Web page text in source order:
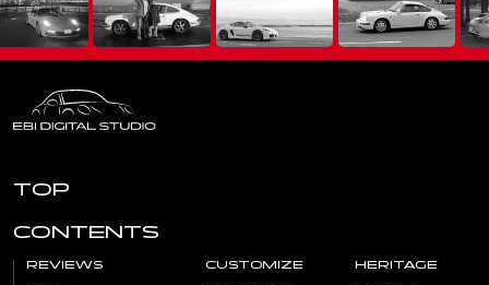
TOP
CONTENTS
REVIEWS CUSTOMIZE HERITAGE